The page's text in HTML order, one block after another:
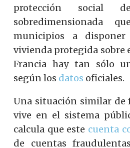
protección social
sobredimensionada
municipios a
vivienda protegida sobre
Francia hay tan sólo
según los datos oficiales.
Una situación similar de
vive en el sistema
calcula que este cuenta
de cuentas